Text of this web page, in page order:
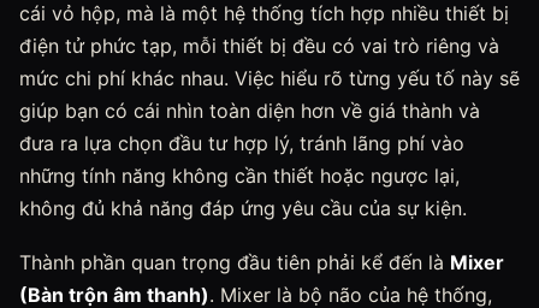
cái vỏ hộp, mà là một hệ thống tích hợp nhiều thiết bị
điện tử phức tạp, mỗi thiết bị đều có vai trò riêng và
mức chi phí khác nhau. Việc hiểu rõ từng yếu tố này sẽ
giúp bạn có cái nhìn toàn diện hơn về giá thành và
đưa ra lựa chọn đầu tư hợp lý, tránh lãng phí vào
những tính năng không cần thiết hoặc ngược lại,
không đủ khả năng đáp ứng yêu cầu của sự kiện.
Thành phần quan trọng đầu tiên phải kể đến là Mixer
(Bàn trộn âm thanh). Mixer là bộ não của hệ thống,